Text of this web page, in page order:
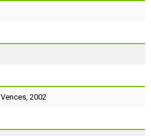
Vences, 2002